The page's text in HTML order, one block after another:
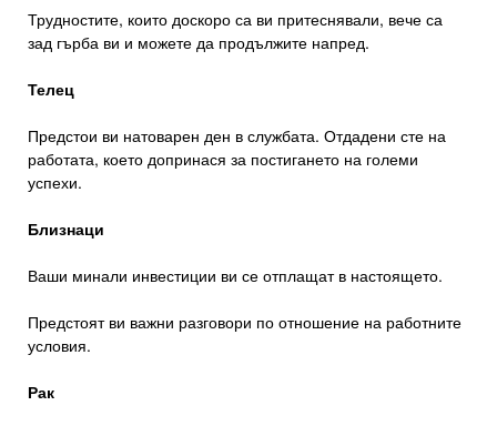
Трудностите, които доскоро са ви притеснявали, вече са
зад гърба ви и можете да продължите напред.
Телец
Предстои ви натоварен ден в службата. Отдадени сте на
работата, което допринася за постигането на големи
успехи.
Близнаци
Ваши минали инвестиции ви се отплащат в настоящето.
Предстоят ви важни разговори по отношение на работните
условия.
Рак